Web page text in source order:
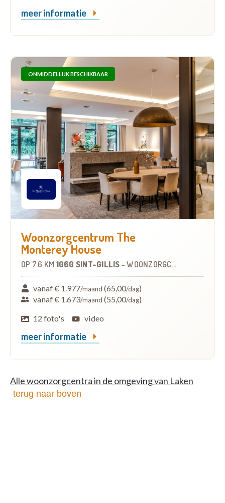
meer informatie
ONMIDDELLIJK BESCHIKBAAR
Woonzorgcentrum The
Monterey House
OP 7.6 KM 1060 SINT-GILLIS -WOONZORGCENTRUM (WZC)
vanaf € 1.977/maand (65,00/dag)
vanaf € 1.673/maand (55,00/dag)
12 foto's
video
meer informatie
Alle woonzorgcentra in de omgeving van Laken
terug naar boven